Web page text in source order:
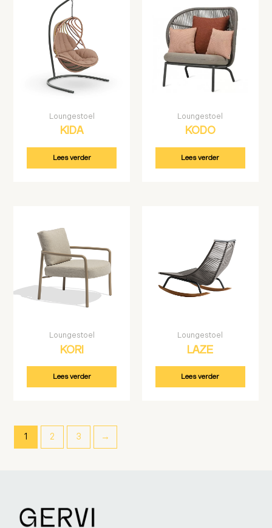
Loungestoel
KIDA
Lees verder
Loungestoel
KODO
Lees verder
Loungestoel
KORI
Lees verder
Loungestoel
LAZE
Lees verder
1 2 3 →